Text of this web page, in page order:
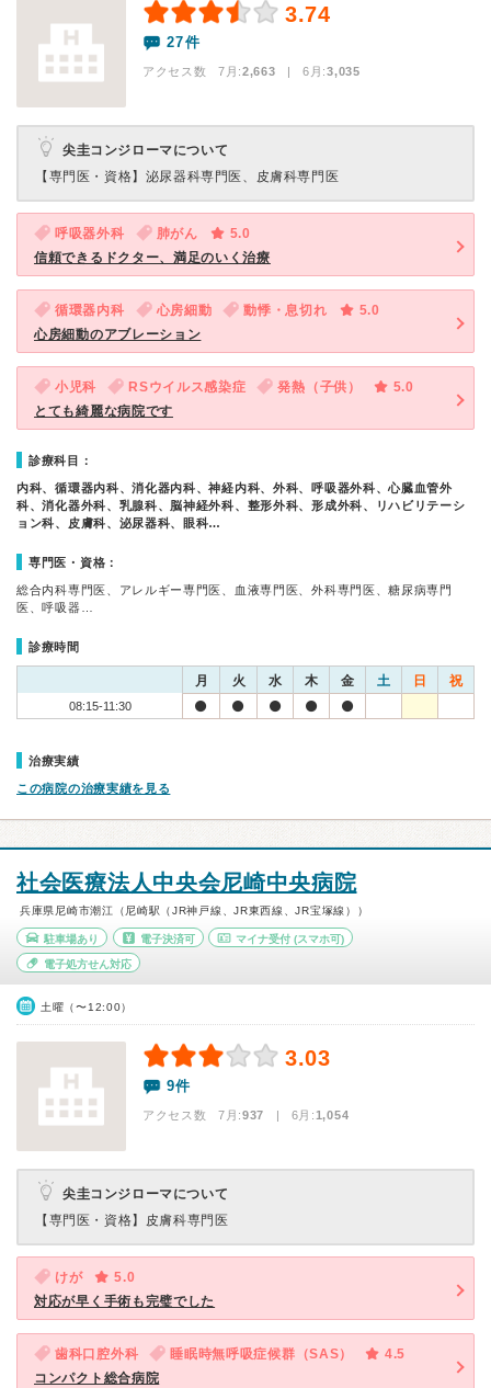
3.74
27件
アクセス数 7月:2,663 | 6月:3,035
尖圭コンジローマについて
【専門医・資格】 泌尿器科専門医、皮膚科専門医
呼吸器外科 肺がん
5.0
信頼できるドクター、満足のいく治療
循環器内科 心房細動 動悸・息切れ
5.0
心房細動のアブレーション
小児科 RSウイルス感染症 発熱（子供）
5.0
とても綺麗な病院です
診療科目：
内科、循環器内科、消化器内科、神経内科、外科、呼吸器外科、心臓血管外
科、消化器外科、乳腺科、脳神経外科、整形外科、形成外科、リハビリテーシ
ョン科、皮膚科、泌尿器科、眼科…
専門医・資格：
総合内科専門医、アレルギー専門医、血液専門医、外科専門医、糖尿病専門
医、呼吸器…
診療時間
月 火 水 木 金 土 日 祝
08:15-11:30
治療実績
この病院の治療実績を見る
社会医療法人中央会尼崎中央病院
兵庫県尼崎市潮江（尼崎駅（JR神戸線、JR東西線、JR宝塚線））
駐車場あり 電子決済可 マイナ受付 (スマホ可)
電子処方せん対応
土曜（〜12:00）
3.03
9件
アクセス数 7月:937 | 6月:1,054
尖圭コンジローマについて
【専門医・資格】 皮膚科専門医
けが
5.0
対応が早く手術も完璧でした
歯科口腔外科 睡眠時無呼吸症候群（SAS）
4.5
コンパクト総合病院